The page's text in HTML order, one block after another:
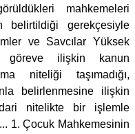
mahkemeleri
belirtildiği gerekçesiyle
ve Savcılar Yüksek
göreve ilişkin kanun
niteliği taşımadığı,
belirlenmesine ilişkin
nitelikte bir işlemle
1. Çocuk Mahkemesinin